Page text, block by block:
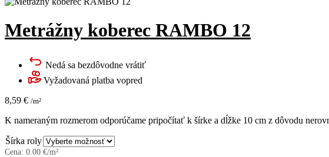
Metrážny koberec RAMBO 12
Nedá sa bezdôvodne vrátiť
Vyžadovaná platba vopred
8,59 € /m²
K nameraným rozmerom odporúčame pripočítať k šírke a dĺžke 10 cm z dôvodu
Šírka roly
Cena: 0.00 €/m²